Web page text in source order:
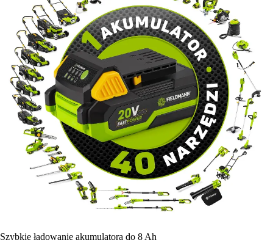
Szybkie ładowanie akumulatora do 8 Ah